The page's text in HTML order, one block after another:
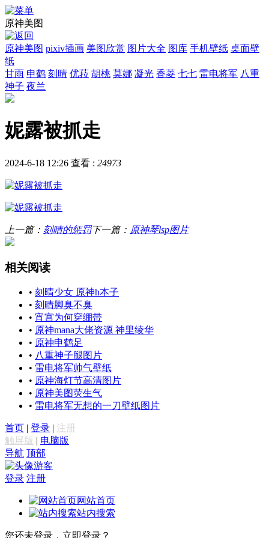
原神美图
原神美图 pixiv插画 美图欣赏 图片大全 图库 手机壁纸 桌面壁
纸
甘雨 申鹤 刻晴 优菈 胡桃 莫娜 凝光 香菱 七七 雷电将军 八重
神子 夜兰
妮露被抓走
2024-6-18 12:26 查看 : 24973
上一篇： 刻晴的惩罚下一篇： 原神琴lsp图片
相关阅读
• 刻晴少女 原神h本子
• 刻晴脚臭不臭
• 宵宫为何穿绷带
• 原神mana大佬资源 神里绫华
• 原神申鹤足
• 八重神子腿图片
• 雷电将军帅气壁纸
• 原神海灯节高清图片
• 原神美图荧生气
• 雷电将军无想的一刀壁纸图片
首页 | 登录 | 注册
触屏版 | 电脑版
导航 顶部
游客
登录 注册
网站首页
站内搜索
您还未登录，立即登录？